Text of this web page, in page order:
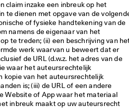
claim inzake een inbreuk op het
te dienen met opgave van de
of fysieke handtekening van de
namens de eigenaar van het
te treden; (ii) een beschrijving van
werk waarvan u beweert dat er
de URL (d.w.z. het adres van de
waar het auteursrechtelijk
kopie van het auteursrechtelijk
is; (iii) de URL of een andere
Website of App waar het materiaal
inbreuk maakt op uw auteursrecht